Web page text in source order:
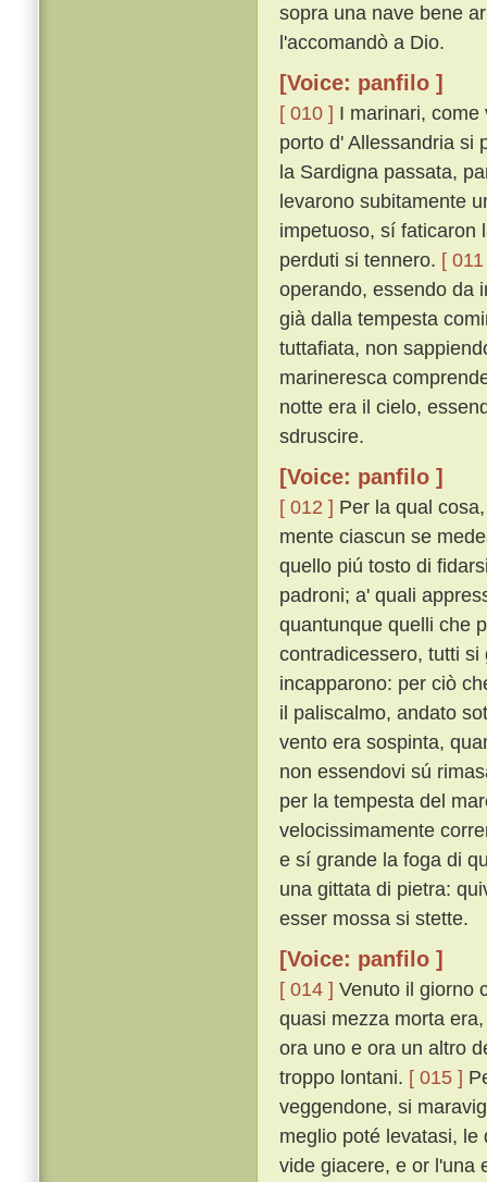
sopra una nave bene
l'accomandò a Dio.
[Voice: panfilo ]
[ 010 ] I marinari,
porto d' Allessandria si
la Sardigna passata,
levarono subitamente
impetuoso, sí faticaron
perduti si tennero. [
operando, essendo da
già dalla tempesta
tuttafiata, non
marineresca
notte era il cielo,
sdruscire.
[Voice: panfilo ]
[ 012 ] Per la qual
mente ciascun se
quello piú tosto di
padroni; a' quali
quantunque quelli che
contradicessero, tutti
incapparono: per ciò
il paliscalmo, andato
vento era sospinta,
non essendovi sú
per la tempesta del
velocissimamente
e sí grande la foga di
una gittata di pietra:
esser mossa si stette.
[Voice: panfilo ]
[ 014 ] Venuto il giorno
quasi mezza morta
ora uno e ora un altro
troppo lontani. [ 015 ]
veggendone, si
meglio poté levatasi,
vide giacere, e or l'una